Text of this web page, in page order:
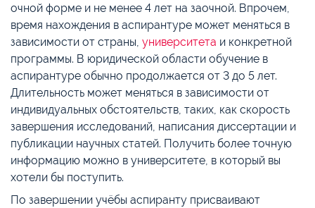
очной форме и не менее 4 лет на заочной. Впрочем,
время нахождения в аспирантуре может меняться в
зависимости от страны, университета и конкретной
программы. В юридической области обучение в
аспирантуре обычно продолжается от 3 до 5 лет.
Длительность может меняться в зависимости от
индивидуальных обстоятельств, таких, как скорость
завершения исследований, написания диссертации и
публикации научных статей. Получить более точную
информацию можно в университете, в который вы
хотели бы поступить.
По завершении учёбы аспиранту присваивают